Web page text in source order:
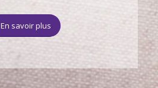
En savoir plus